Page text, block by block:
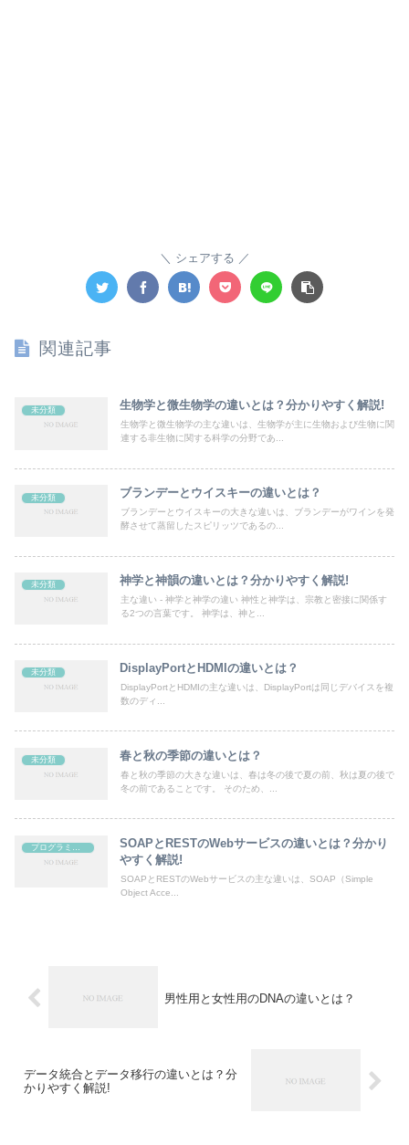
シェアする
関連記事
未分類 生物学と微生物学の違いとは？分かりやすく解説!
生物学と微生物学の主な違いは、生物学が主に生物および生物に関
連する非生物に関する科学の分野であ...
未分類 ブランデーとウイスキーの違いとは？
ブランデーとウイスキーの大きな違いは、ブランデーがワインを発
酵させて蒸留したスピリッツであるの...
未分類 神学と神韻の違いとは？分かりやすく解説!
主な違い - 神学と神学の違い 神性と神学は、宗教と密接に関係す
る2つの言葉です。 神学は、神と...
未分類 DisplayPortとHDMIの違いとは？
DisplayPortとHDMIの主な違いは、DisplayPortは同じデバイスを複
数のディ...
未分類 春と秋の季節の違いとは？
春と秋の季節の大きな違いは、春は冬の後で夏の前、秋は夏の後で
冬の前であることです。 そのため、...
プログラミング
SOAPとRESTのWebサービスの違いとは？分かり
やすく解説!
SOAPとRESTのWebサービスの主な違いは、SOAP（Simple
Object Acce...
男性用と女性用のDNAの違いとは？
データ統合とデータ移行の違いとは？分
かりやすく解説!